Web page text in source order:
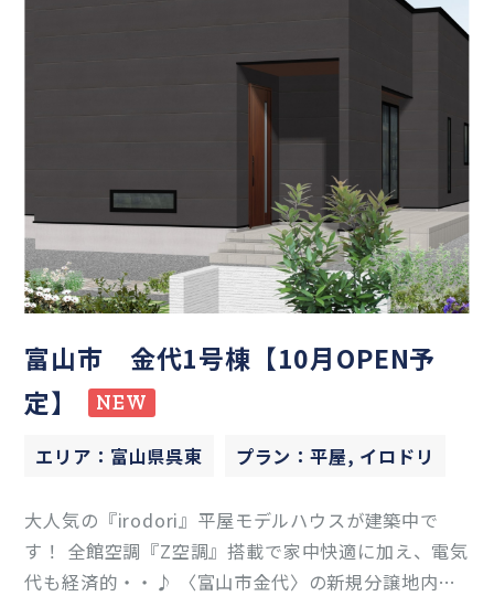
富山市 金代1号棟【10月OPEN予
定】
NEW
エリア：富山県呉東 プラン：平屋, イロドリ
大人気の『irodori』平屋モデルハウスが建築中で
す！ 全館空調『Z空調』搭載で家中快適に加え、電気
代も経済的・・♪ 〈富山市金代〉の新規分譲地内に